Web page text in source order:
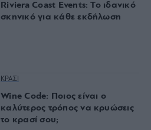
Riviera Coast Events: Το ιδανικό
σκηνικό για κάθε εκδήλωση
ΚΡΑΣΙ
Wine Code: Ποιος είναι ο
καλύτερος τρόπος να κρυώσεις
το κρασί σου;